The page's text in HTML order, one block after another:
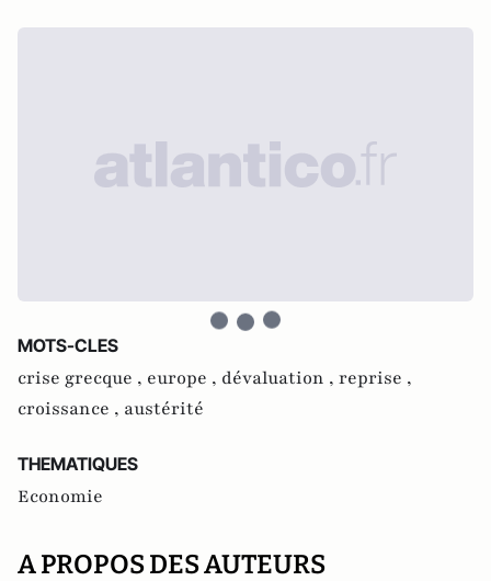
MOTS-CLES
crise grecque , europe , dévaluation , reprise ,
croissance , austérité
THEMATIQUES
Economie
A PROPOS DES AUTEURS